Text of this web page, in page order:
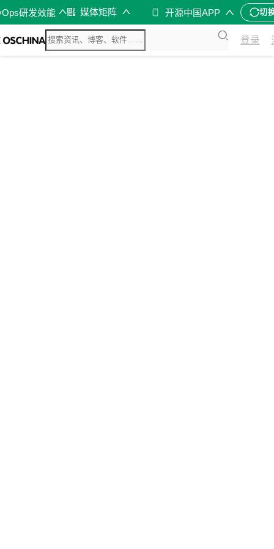
研发效能 媒体矩阵 开源中国APP 切
登录